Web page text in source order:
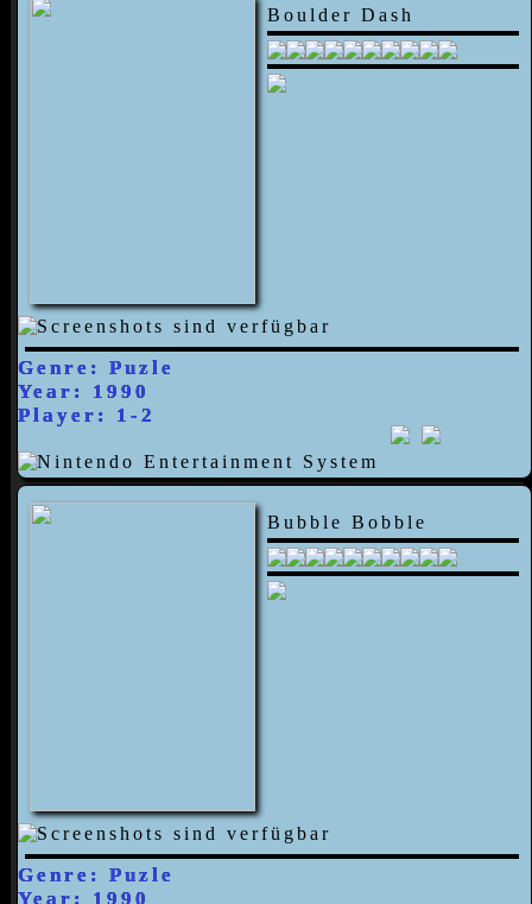
Boulder Dash
Genre: Puzle
Year: 1990
Player: 1-2
Bubble Bobble
Genre: Puzle
Year: 1990